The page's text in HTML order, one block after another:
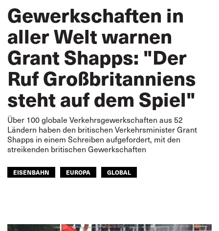
Gewerkschaften in
aller Welt warnen
Grant Shapps: "Der
Ruf Großbritanniens
steht auf dem Spiel"
Über 100 globale Verkehrsgewerkschaften aus 52
Ländern haben den britischen Verkehrsminister Grant
Shapps in einem Schreiben aufgefordert, mit den
streikenden britischen Gewerkschaften
EISENBAHN EUROPA GLOBAL